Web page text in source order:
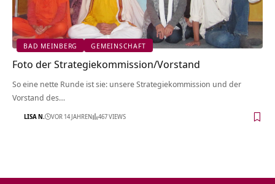
BAD MEINBERG GEMEINSCHAFT
Foto der Strategiekommission/Vorstand
So eine nette Runde ist sie: unsere Strategiekommission und der
Vorstand des…
LISA N. VOR 14 JAHREN 467 VIEWS